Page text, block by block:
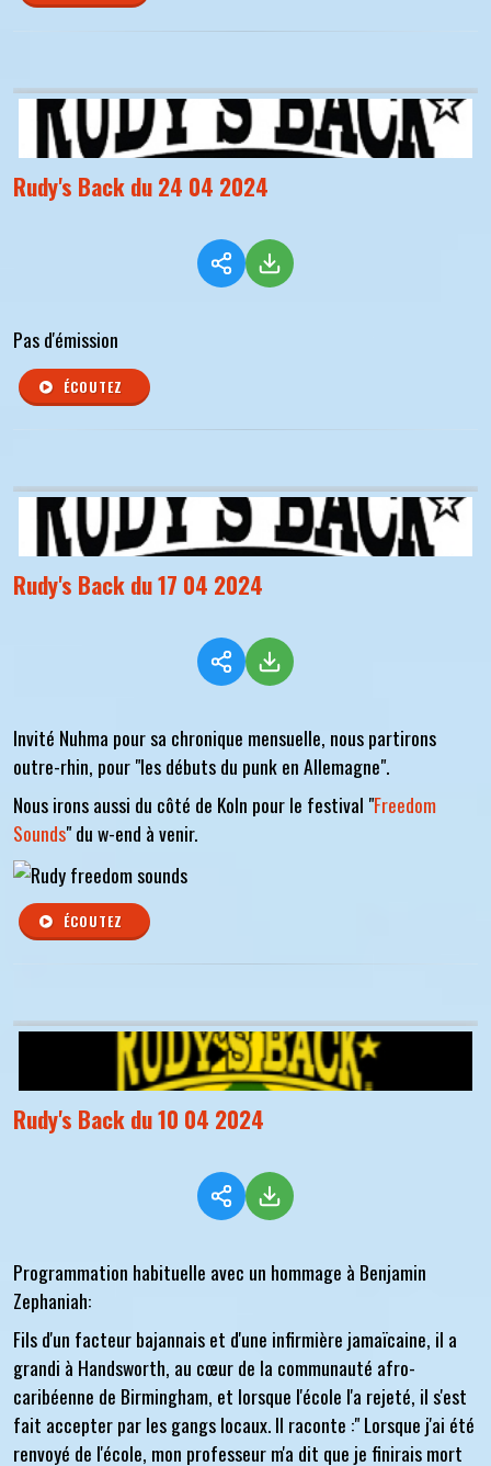
Rudy's Back du 24 04 2024
Pas d'émission
ÉCOUTEZ
Rudy's Back du 17 04 2024
Invité Nuhma pour sa chronique mensuelle, nous partirons
outre-rhin, pour "les débuts du punk en Allemagne".
Nous irons aussi du côté de Koln pour le festival "Freedom
Sounds" du w-end à venir.
ÉCOUTEZ
Rudy's Back du 10 04 2024
Programmation habituelle avec un hommage à Benjamin
Zephaniah:
Fils d'un facteur bajannais et d'une infirmière jamaïcaine, il a
grandi à Handsworth, au cœur de la communauté afro-
caribéenne de Birmingham, et lorsque l'école l'a rejeté, il s'est
fait accepter par les gangs locaux. Il raconte :" Lorsque j'ai été
renvoyé de l'école, mon professeur m'a dit que je finirais mort